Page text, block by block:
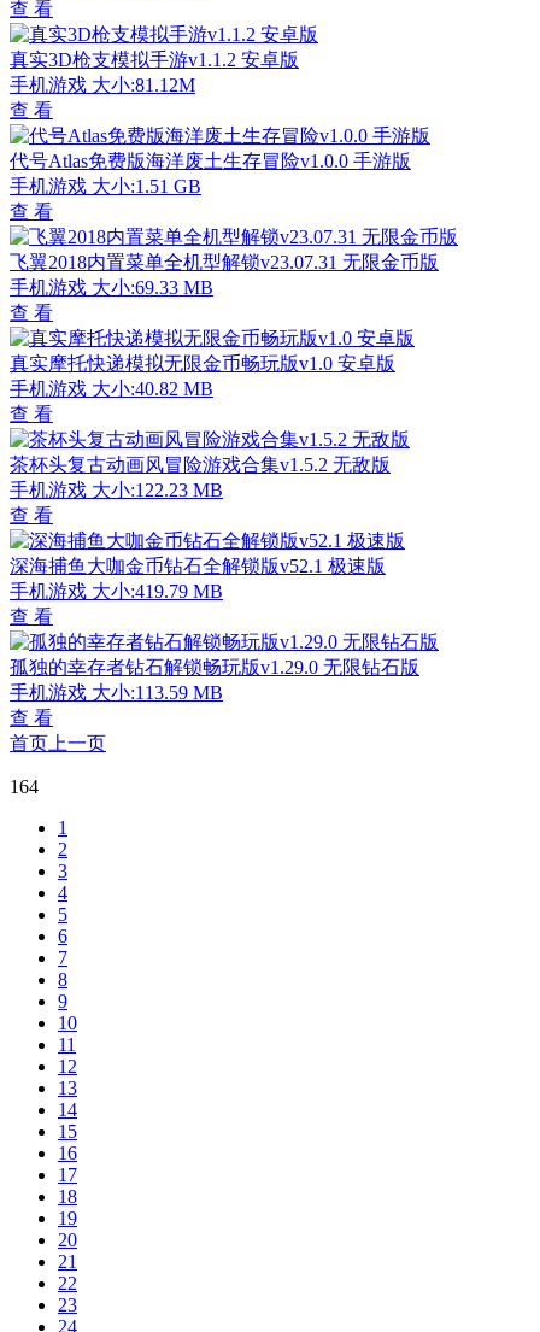
查 看
真实3D枪支模拟手游v1.1.2 安卓版
手机游戏 大小:81.12M
查 看
代号Atlas免费版海洋废土生存冒险v1.0.0 手游版
手机游戏 大小:1.51 GB
查 看
飞翼2018内置菜单全机型解锁v23.07.31 无限金币版
手机游戏 大小:69.33 MB
查 看
真实摩托快递模拟无限金币畅玩版v1.0 安卓版
手机游戏 大小:40.82 MB
查 看
茶杯头复古动画风冒险游戏合集v1.5.2 无敌版
手机游戏 大小:122.23 MB
查 看
深海捕鱼大咖金币钻石全解锁版v52.1 极速版
手机游戏 大小:419.79 MB
查 看
孤独的幸存者钻石解锁畅玩版v1.29.0 无限钻石版
手机游戏 大小:113.59 MB
查 看
首页 上一页
164
1
2
3
4
5
6
7
8
9
10
11
12
13
14
15
16
17
18
19
20
21
22
23
24